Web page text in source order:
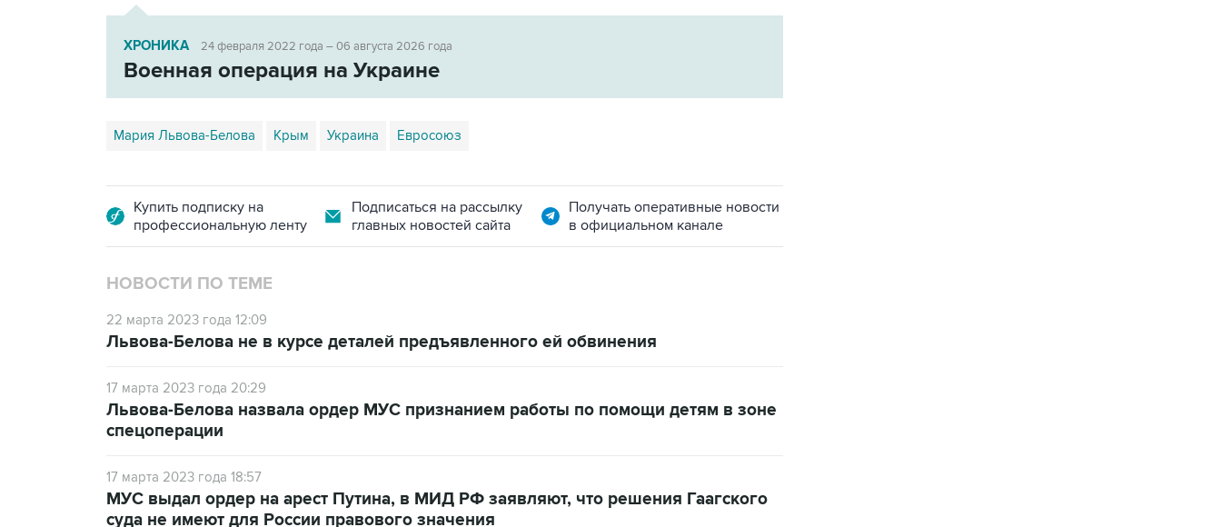
ХРОНИКА 24 февраля 2022 года – 06 августа 2026 года
Военная операция на Украине
Мария Львова-Белова Крым Украина Евросоюз
Купить подписку на
профессиональную ленту
Подписаться на рассылку
главных новостей сайта
Получать оперативные новости
в официальном канале
НОВОСТИ ПО ТЕМЕ
22 марта 2023 года 12:09
Львова-Белова не в курсе деталей предъявленного ей обвинения
17 марта 2023 года 20:29
Львова-Белова назвала ордер МУС признанием работы по помощи детям в зоне
спецоперации
17 марта 2023 года 18:57
МУС выдал ордер на арест Путина, в МИД РФ заявляют, что решения Гаагского
суда не имеют для России правового значения